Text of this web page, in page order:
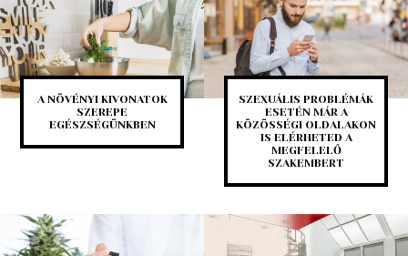
A NÖVÉNYI KIVONATOK
SZEREPE
EGÉSZSÉGÜNKBEN
SZEXUÁLIS PROBLÉMÁK
ESETÉN MÁR A
KÖZÖSSÉGI OLDALAKON
IS ELÉRHETED A
MEGFELELŐ
SZAKEMBERT